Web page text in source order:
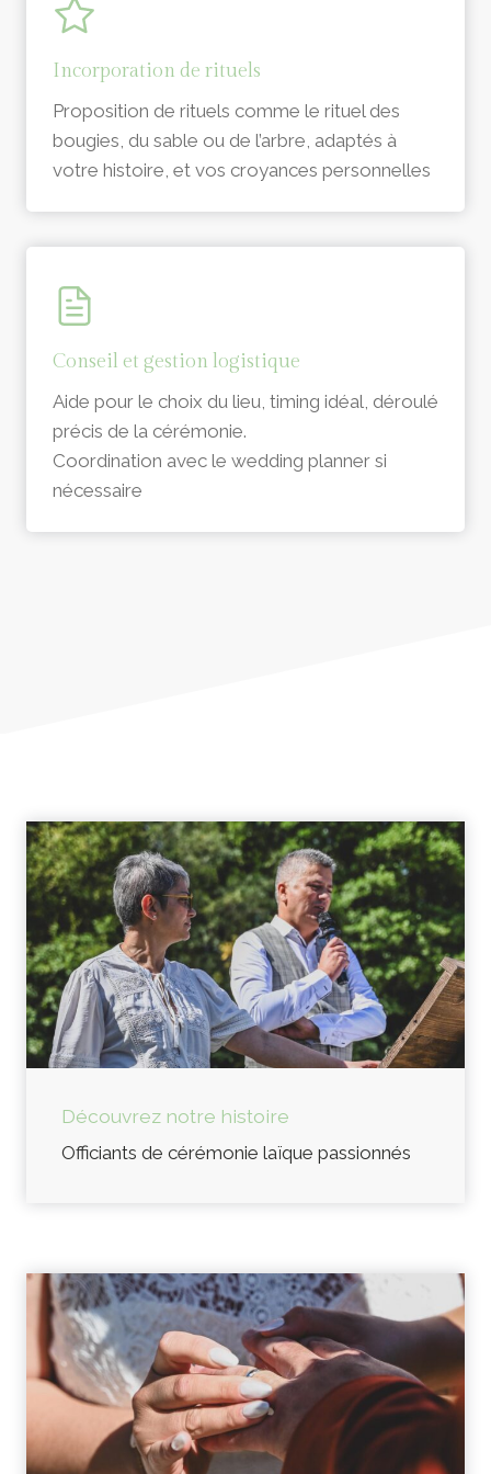
Incorporation de rituels
Proposition de rituels comme le rituel des
bougies, du sable ou de l’arbre, adaptés à
votre histoire, et vos croyances personnelles
Conseil et gestion logistique
Aide pour le choix du lieu, timing idéal, déroulé
précis de la cérémonie.
Coordination avec le wedding planner si
nécessaire
Découvrez notre histoire
Officiants de cérémonie laïque passionnés